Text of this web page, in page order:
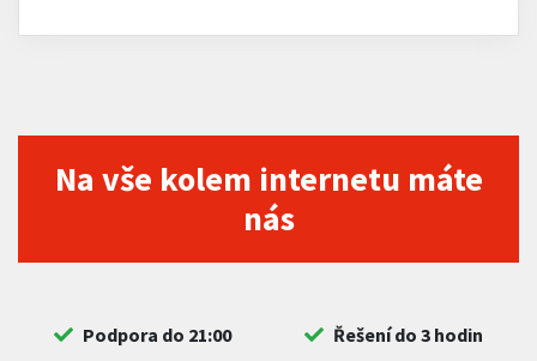
Na vše kolem internetu máte
nás
Podpora do 21:00 Řešení do 3 hodin